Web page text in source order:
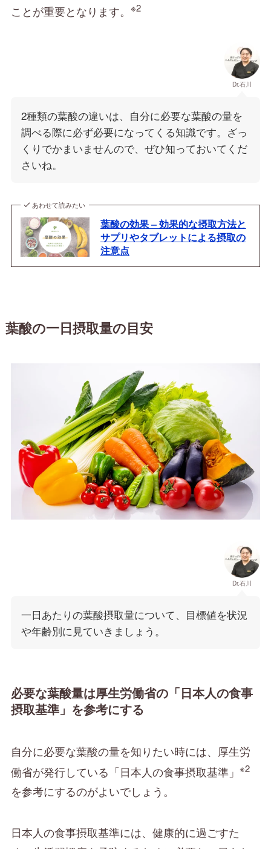
ことが重要となります。 ※2
Dr.石川
2種類の葉酸の違いは、自分に必要な葉酸の量を
調べる際に必ず必要になってくる知識です。ざっ
くりでかまいませんので、ぜひ知っておいてくだ
さいね。
あわせて読みたい
葉酸の効果 – 効果的な摂取方法と
サプリやタブレットによる摂取の
注意点
葉酸の一日摂取量の目安
Dr.石川
一日あたりの葉酸摂取量について、目標値を状況
や年齢別に見ていきましょう。
必要な葉酸量は厚生労働省の「日本人の食事
摂取基準」を参考にする
自分に必要な葉酸の量を知りたい時には、厚生労
働省が発行している「日本人の食事摂取基準」 ※2
を参考にするのがよいでしょう。
日本人の食事摂取基準には、健康的に過ごすた